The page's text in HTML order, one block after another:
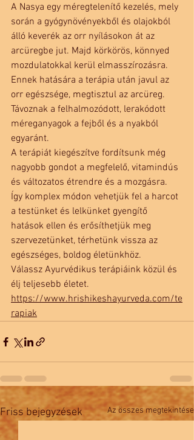
A Nasya egy méregtelenítő kezelés, mely
során a gyógynövényekből és olajokból
álló keverék az orr nyílásokon át az
arcüregbe jut. Majd körkörös, könnyed
mozdulatokkal kerül elmasszírozásra.
Ennek hatására a terápia után javul az
orr egészsége, megtisztul az arcüreg.
Távoznak a felhalmozódott, lerakódott
méreganyagok a fejből és a nyakból
egyaránt.
A terápiát kiegészítve fordítsunk még
nagyobb gondot a megfelelő, vitamindús
és változatos étrendre és a mozgásra.
Így komplex módon vehetjük fel a harcot
a testünket és lelkünket gyengítő
hatások ellen és erősíthetjük meg
szervezetünket, térhetünk vissza az
egészséges, boldog életünkhöz.
Válassz Ayurvédikus terápiáink közül és
élj teljesebb életet.
https://www.hrishikeshayurveda.com/te
rapiak
Friss bejegyzések Az összes megtekintése